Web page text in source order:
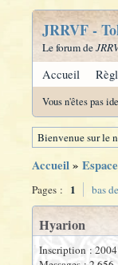
JRRVF -
Le forum de
Accueil
Vous n'êtes pas
Bienvenue sur le
Accueil»
Pages : 1 bas
Hyarion
Inscription : 2004